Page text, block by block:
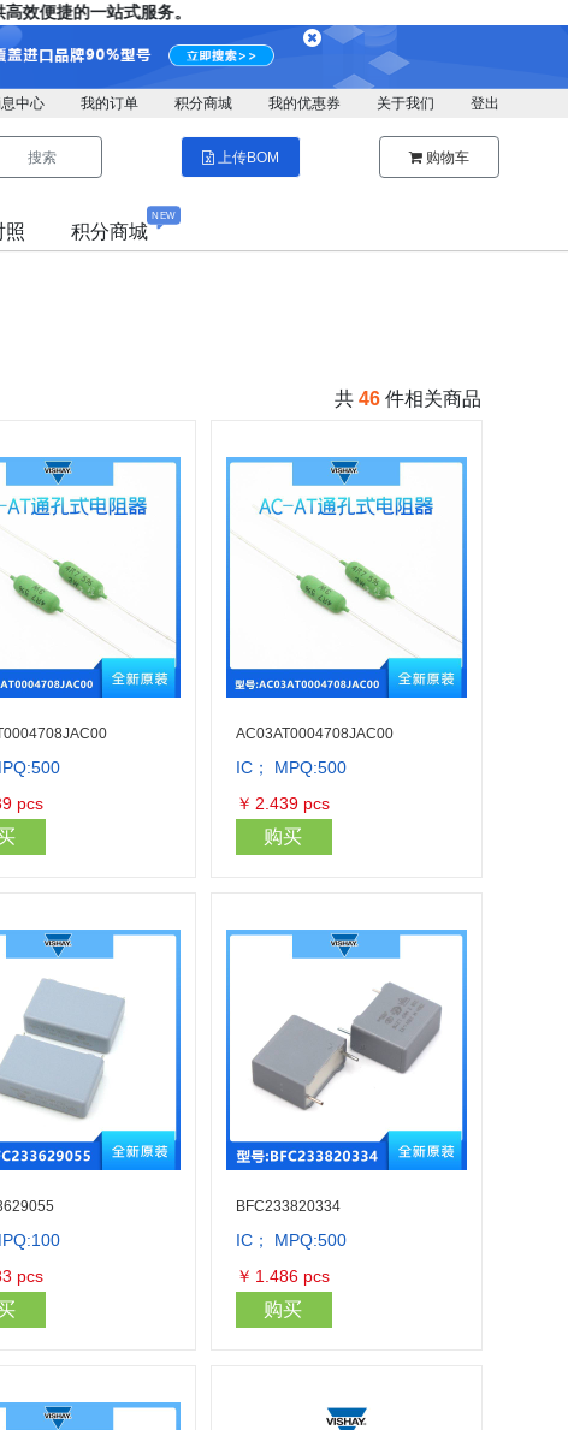
便捷的一站式服务。
中心 我的订单 积分商城 我的优惠券 关于我们 登出
搜索 上传BOM 购物车
照 积分商城
NEW
共 46 件相关商品
库存量：286000
pcs
AC03AT0004708JAC00
IC； MPQ:500
￥ 2.439 pcs
购买
库存量：47800
pcs
BFC233820334
IC； MPQ:500
￥ 1.486 pcs
购买